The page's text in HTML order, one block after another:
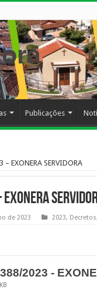
Publicações
– EXONERA SERVIDORA
de 2023 2023, Decretos,
2023 -